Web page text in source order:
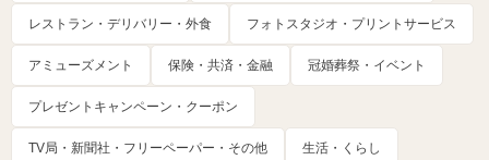
レストラン・デリバリー・外食 フォトスタジオ・プリントサービス
アミューズメント 保険・共済・金融 冠婚葬祭・イベント
プレゼントキャンペーン・クーポン
TV局・新聞社・フリーペーパー・その他 生活・くらし